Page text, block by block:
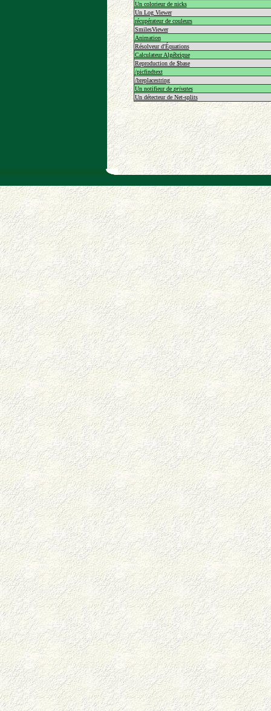
Un colorieur de nicks
Un Log Viewer
récupérateur de couleurs
SmilesViewer
Animation
Résolveur d'Équations
Calculateur Algébrique
Reproduction de $base
/picfindtext
/breplacestring
Un notifieur de privates
Un détecteur de Net-splits